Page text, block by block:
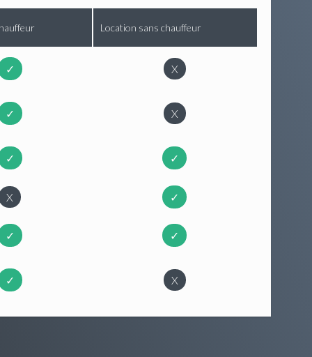
Location sans chauffeur
✓ X
✓ X
✓ ✓
X ✓
✓ ✓
✓ X